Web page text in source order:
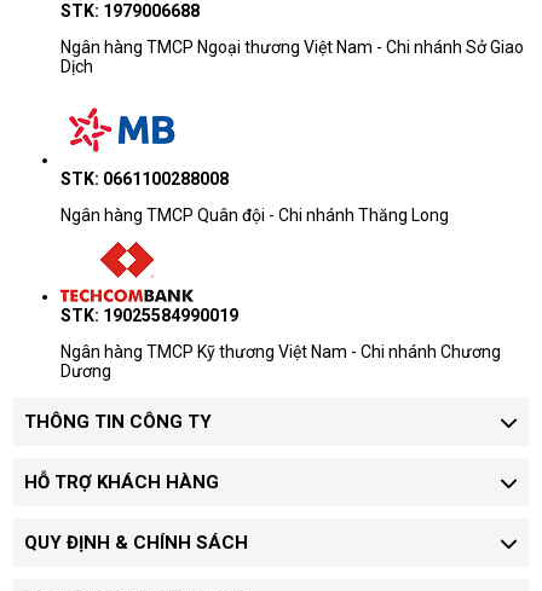
STK: 1979006688
Ngân hàng TMCP Ngoại thương Việt Nam - Chi nhánh Sở Giao
Dịch
STK: 0661100288008
Ngân hàng TMCP Quân đội - Chi nhánh Thăng Long
STK: 19025584990019
Ngân hàng TMCP Kỹ thương Việt Nam - Chi nhánh Chương
Dương
THÔNG TIN CÔNG TY
HỖ TRỢ KHÁCH HÀNG
QUY ĐỊNH & CHÍNH SÁCH